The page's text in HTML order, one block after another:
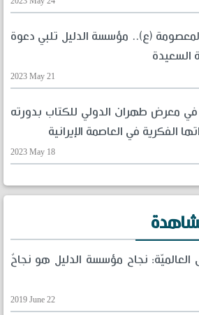
المعصومة (ع).. مؤسسة الدليل تلبي دعوة
السعيدة
2023 May 21
معرض طهران الدولي للكتاب بدورته
2023 May 18
نجاح مؤسسة الدليل هو نجاحٌ
2019 June 22